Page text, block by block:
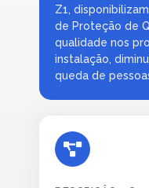
Z1,
de Proteção de
qualidade nos
instalação,
queda de